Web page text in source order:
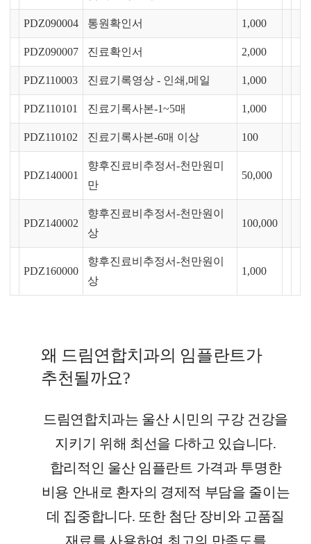
PDZ090004 통원확인서 1,000
PDZ090007 진료확인서 2,000
PDZ110003 진료기록영상 - 인쇄,메일 1,000
PDZ110101 진료기록사본-1~5매 1,000
PDZ110102 진료기록사본-6매 이상 100
PDZ140001
향후진료비추정서-천만원미
만
50,000
PDZ140002
향후진료비추정서-천만원이
상
100,000
PDZ160000
향후진료비추정서-천만원이
상
1,000
왜 드림연합치과의 임플란트가
추천될까요?
드림연합치과는 울산 시민의 구강 건강을
지키기 위해 최선을 다하고 있습니다.
합리적인 울산 임플란트 가격과 투명한
비용 안내로 환자의 경제적 부담을 줄이는
데 집중합니다. 또한 첨단 장비와 고품질
재료를 사용하여 최고의 만족도를